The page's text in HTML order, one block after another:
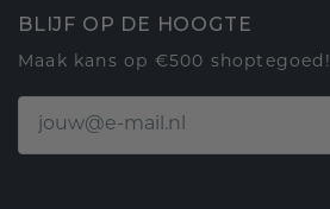
BLIJF OP DE HOOGTE
Maak kans op €500 shoptegoed!